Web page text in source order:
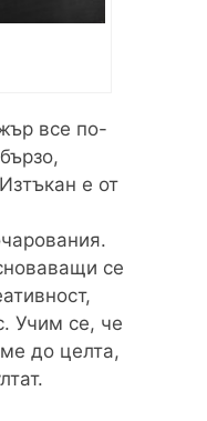
все по-
е от
се
Учим се, че
до целта,